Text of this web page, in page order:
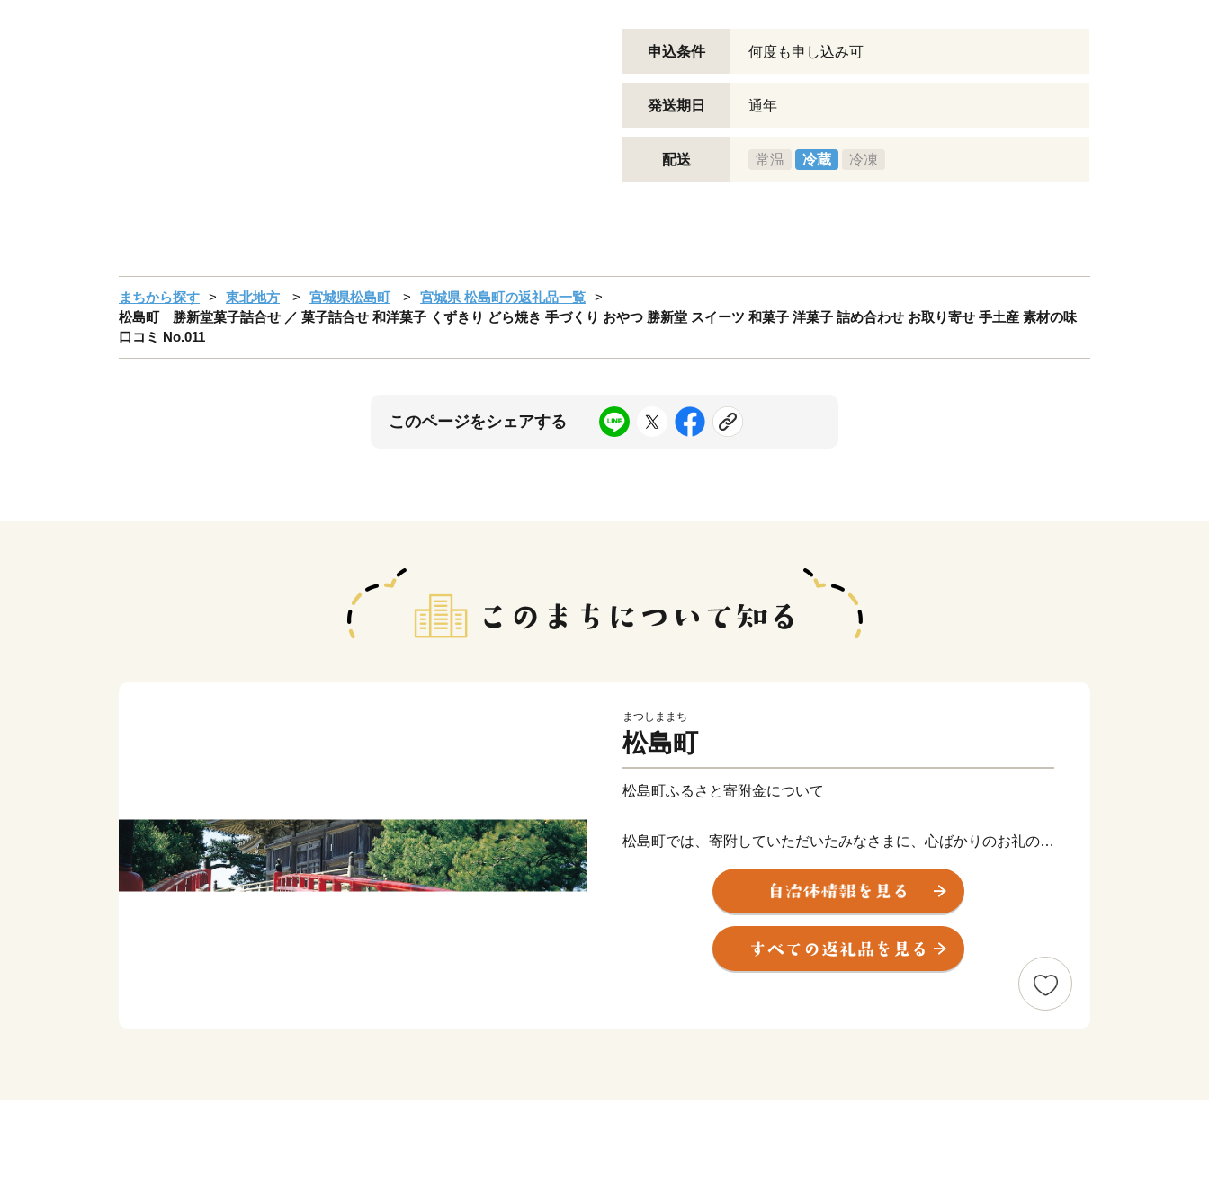
申込条件 何度も申し込み可
発送期日 通年
配送 常温 冷蔵 冷凍
まちから探す 東北地方 宮城県松島町
宮城県 松島町の返礼品一覧
松島町 勝新堂菓子詰合せ ／ 菓子詰合せ 和洋菓子 くずきり どら焼き 手づくり おやつ 勝新堂 スイーツ 和菓子 洋菓子 詰め合わせ お取り寄せ 手土産 素材の味
口コミ No.011
このページをシェアする
まつしままち
松島町
松島町ふるさと寄附金について
松島町では、寄附していただいたみなさまに、心ばかりのお礼の品
をご用意しております。
※特典商品の送付は、松島町外にお住まいの方に限らさせていただ
※お礼の品のお届けには1～2ヶ月程度かかることがあります。